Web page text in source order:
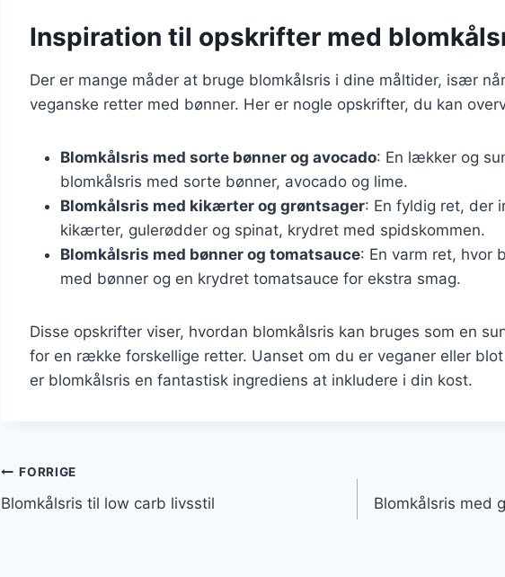
Inspiration til opskrifter med
Der er mange måder at bruge blomkålsris i dine måltider, især
veganske retter med bønner. Her er nogle opskrifter, du kan
Blomkålsris med sorte bønner og avocado: En lækker og
blomkålsris med sorte bønner, avocado og lime.
Blomkålsris med kikærter og grøntsager: En fyldig ret, der
kikærter, gulerødder og spinat, krydret med spidskommen.
Blomkålsris med bønner og tomatsauce: En varm ret, hvor
med bønner og en krydret tomatsauce for ekstra smag.
Disse opskrifter viser, hvordan blomkålsris kan bruges som en
for en række forskellige retter. Uanset om du er veganer eller
er blomkålsris en fantastisk ingrediens at inkludere i din kost.
Indlægsnavigation
FORRIGE
Blomkålsris til low carb livsstil
Blomkålsris med